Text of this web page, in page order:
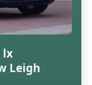
lx
Leigh